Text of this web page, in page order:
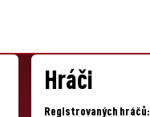
Hráči
Registrovaných hráčů: